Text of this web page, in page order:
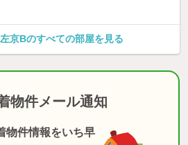
京Bのすべての部屋を見る
物件メール通知
物件情報をいち早